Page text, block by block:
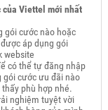
Viettel mới nhất
gói cước nào hoặc
áp dụng gói
website
có thể tự đăng nhập
gói cước ưu đãi nào
phù hợp nhé.
nghiệm tuyệt vời